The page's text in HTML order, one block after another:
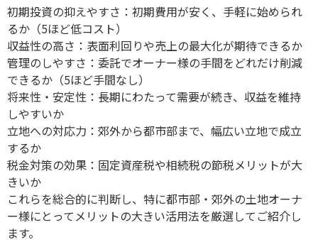
初期投資の抑えやすさ：初期費用が安く、手軽に始められ
るか（5ほど低コスト）
収益性の高さ：表面利回りや売上の最大化が期待できるか
管理のしやすさ：委託でオーナー様の手間をどれだけ削減
できるか（5ほど手間なし）
将来性・安定性：長期にわたって需要が続き、収益を維持
しやすいか
立地への対応力：郊外から都市部まで、幅広い立地で成立
するか
税金対策の効果：固定資産税や相続税の節税メリットが大
きいか
これらを総合的に判断し、特に都市部・郊外の土地オーナ
ー様にとってメリットの大きい活用法を厳選してご紹介し
ます。